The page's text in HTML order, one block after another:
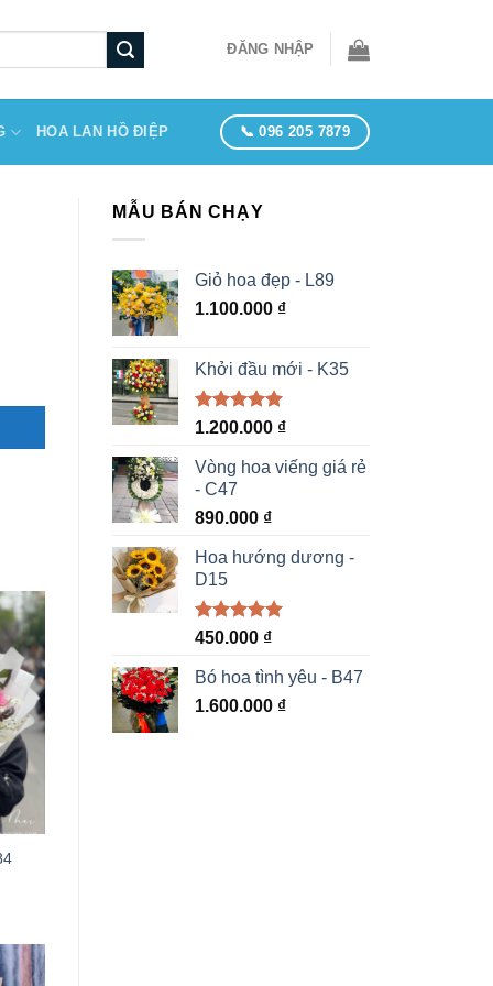
ĐĂNG NHẬP
HOA LAN HỒ ĐIỆP 📞 096 205 7879
MẪU BÁN CHẠY
Giỏ hoa đẹp - L89
1.100.000 ₫
Khởi đầu mới - K35
Được xếp
5 sao
1.200.000 ₫
Vòng hoa viếng giá rẻ
- C47
890.000 ₫
Hoa hướng dương -
D15
Được xếp
5 sao
450.000 ₫
Bó hoa tình yêu - B47
1.600.000 ₫